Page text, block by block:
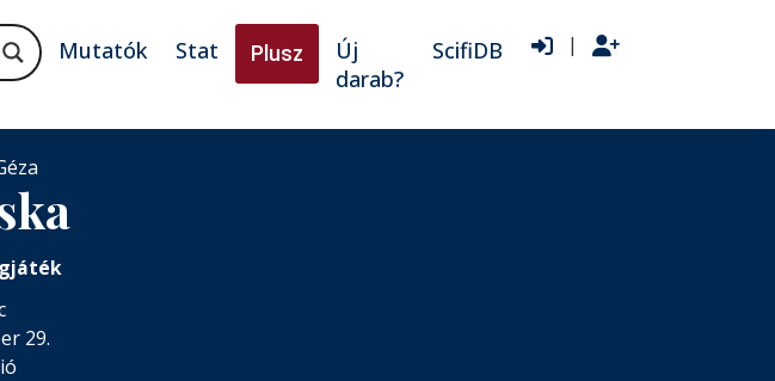
Mutatók Stat Plusz
Új
darab?
ScifiDB |
29.